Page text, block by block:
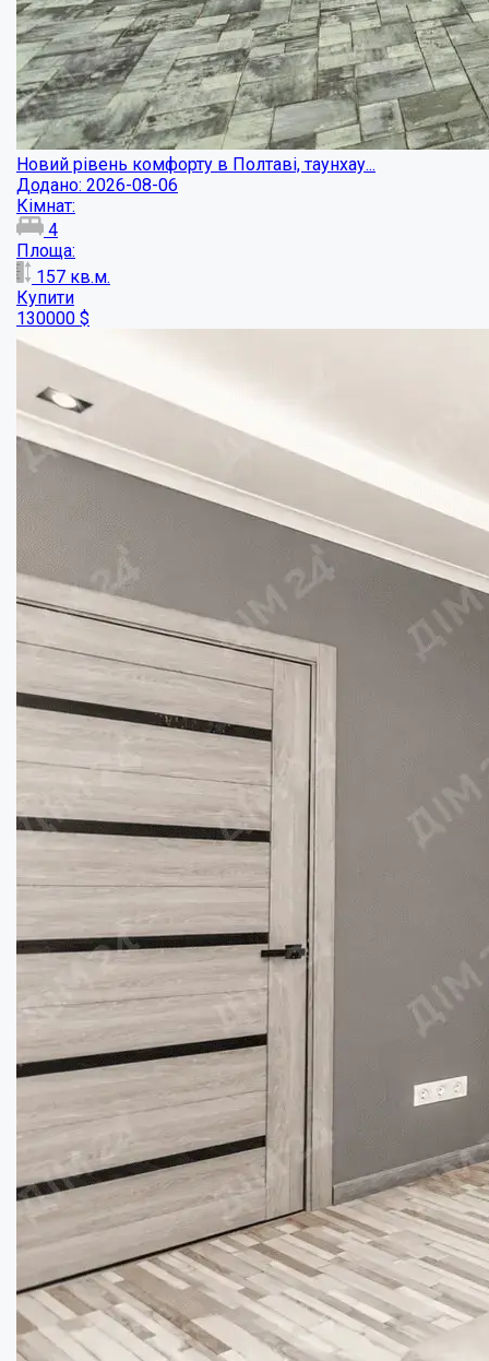
Новий рівень комфорту в Полтаві, таунхау...
Додано: 2026-08-06
Кімнат:
4
Площа:
157 кв.м.
Купити
130000 $